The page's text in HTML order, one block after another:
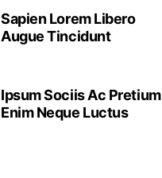
Sapien Lorem Libero
Augue Tincidunt
Ipsum Sociis Ac Pretium
Enim Neque Luctus